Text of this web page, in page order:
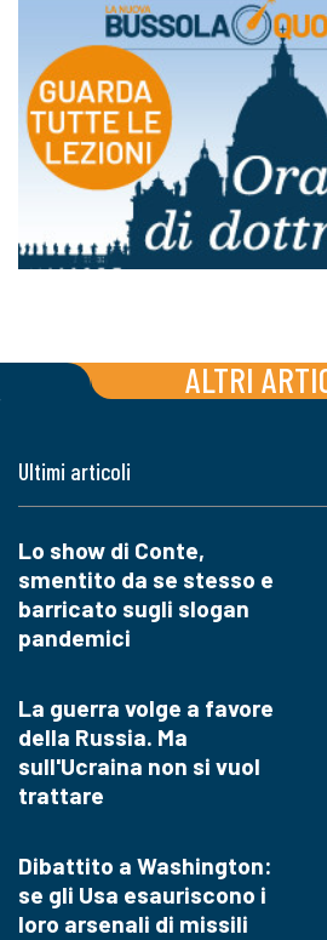
ALTRI
Ultimi articoli
Lo show di Conte,
smentito da se stesso e
barricato sugli slogan
pandemici
La guerra volge a favore
della Russia. Ma
sull'Ucraina non si vuol
trattare
Dibattito a Washington:
se gli Usa esauriscono i
loro arsenali di missili